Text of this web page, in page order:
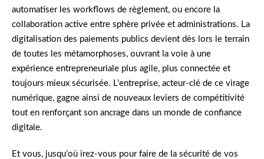
automatiser les workflows de règlement, ou encore la
collaboration active entre sphère privée et administrations. La
digitalisation des paiements publics devient dès lors le terrain
de toutes les métamorphoses, ouvrant la voie à une
expérience entrepreneuriale plus agile, plus connectée et
toujours mieux sécurisée. L’entreprise, acteur-clé de ce virage
numérique, gagne ainsi de nouveaux leviers de compétitivité
tout en renforçant son ancrage dans un monde de confiance
digitale.
Et vous, jusqu’où irez-vous pour faire de la sécurité de vos